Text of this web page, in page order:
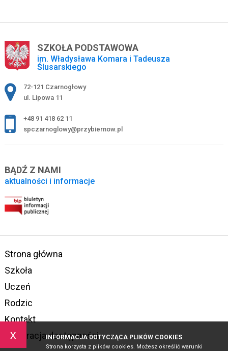
x INFORMACJA DOTYCZĄCA PLIKÓW COOKIES
Strona korzysta z plików cookies. Możesz określić warunki
SZKOŁA PODSTAWOWA
im. Władysława Komara i Tadeusza
Ślusarskiego
Adres pocztowy:
72-121 Czarnogłowy
ul. Lipowa 11
+48 91 418 62 11
spczarnoglowy@przybiernow.pl
BĄDŹ Z NAMI
aktualności i informacje
Strona główna
Szkoła
Uczeń
Rodzic
Kontakt
Deklaracja dostępności